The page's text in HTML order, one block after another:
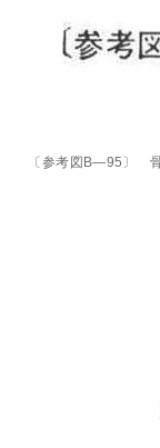
〔参考図B―95〕